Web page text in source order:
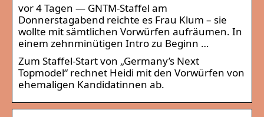
vor 4 Tagen — GNTM-Staffel am
Donnerstagabend reichte es Frau Klum – sie
wollte mit sämtlichen Vorwürfen aufräumen. In
einem zehnminütigen Intro zu Beginn …
Zum Staffel-Start von „Germany’s Next
Topmodel“ rechnet Heidi mit den Vorwürfen von
ehemaligen Kandidatinnen ab.